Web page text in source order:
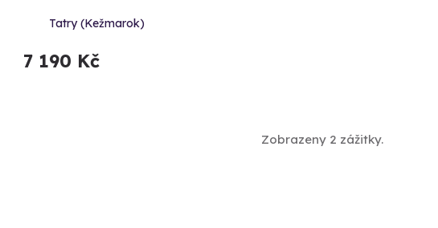
Tatry (Kežmarok)
7 190 Kč
Zobrazeny 2 zážitky.